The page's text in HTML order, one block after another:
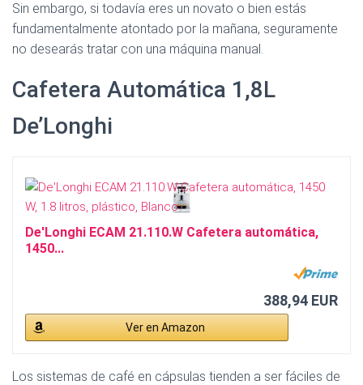
Sin embargo, si todavía eres un novato o bien estás
fundamentalmente atontado por la mañana, seguramente
no desearás tratar con una máquina manual.
Cafetera Automática 1,8L
De’Longhi
De'Longhi ECAM 21.110.W Cafetera automática,
1450...
388,94 EUR
Ver en Amazon
Los sistemas de café en cápsulas tienden a ser fáciles de